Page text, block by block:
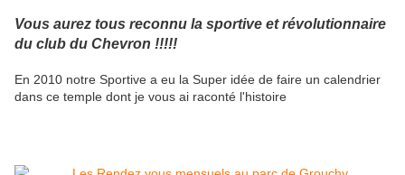
Vous aurez tous reconnu la sportive et révolutionnaire
du club du Chevron !!!!!
En 2010 notre Sportive a eu la Super idée de faire un calendrier
dans ce temple dont je vous ai raconté l'histoire